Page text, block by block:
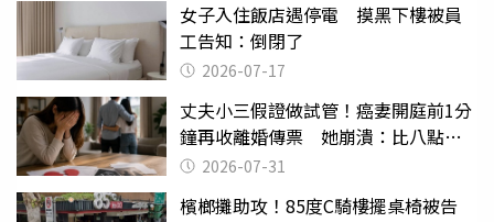
女子入住飯店遇停電 摸黑下樓被員
工告知：倒閉了
2026-07-17
丈夫小三假證做試管！癌妻開庭前1分
鐘再收離婚傳票 她崩潰：比八點檔
還扯2026-07-31
檳榔攤助攻！85度C騎樓擺桌椅被告